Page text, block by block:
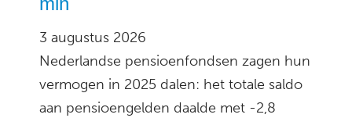
3 augustus 2026
Nederlandse pensioenfondsen zagen hun
vermogen in 2025 dalen: het totale saldo
aan pensioengelden daalde met -2,8